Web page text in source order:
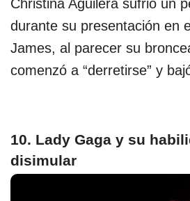
Christina Aguilera sufrió un
durante su presentación en
James, al parecer su
comenzó a “derretirse” y
10. Lady Gaga y su
disimular